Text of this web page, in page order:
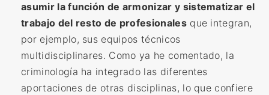
asumir la función de armonizar y sistematizar el
trabajo del resto de profesionalesque integran,
por ejemplo, sus equipos técnicos
multidisciplinares. Como ya he comentado, la
criminología ha integrado las diferentes
aportaciones de otras disciplinas, lo que confiere